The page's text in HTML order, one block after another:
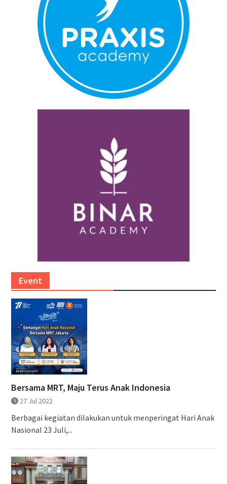
Event
Bersama MRT, Maju Terus Anak Indonesia
27 Jul 2022
Berbagai kegiatan dilakukan untuk menperingat Hari Anak
Nasional 23 Juli,...